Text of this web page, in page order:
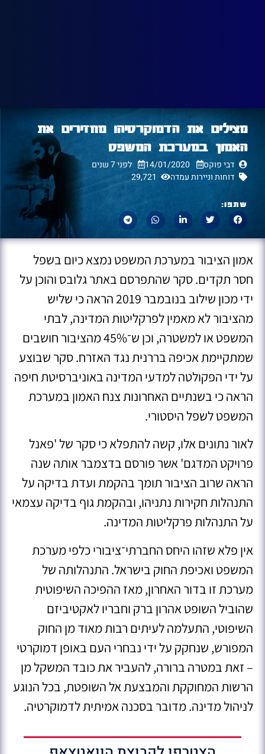
מצילים את הדמוקרטיה! מחזירים את
האמון במערכת המשפט
דבי פוקס 14/01/2020
לפני 7 שנים
דוחות וניירות עמדה
29,721
שתפו:
אמון הציבור במערכת המשפט נמצא כיום בשפל
חסר תקדים. סקר שהתפרסם באתר גלובס והוכן על
ידי מכון שילוב בנובמבר 2019 הראה כי שליש
מהציבור לא מאמין לפרקליטות המדינה, לבתי
המשפט או למשטרה, וכן ש־45% מהציבור חושבים
שמתקיימת אכיפה בררנית נגד האזרח. סקר שבוצע
על ידי הפקולטה למדעי המדינה באוניברסיטת חיפה
הראה כי בשנתיים האחרונות צנח האמון במערכת
המשפט לשפל היסטורי.
לאור נתונים אלו, קשה להתפלא כי סקר של 'פאנל
פרויקט המדגם' אשר פורסם בדצמבר אותה שנה
הראה שרוב הציבור תומך בהקמת ועדת בדיקה על
התנהלות חקירות נתניהו, ובהקמת גוף בדיקה עצמאי
על התנהלות פרקליטות המדינה.
אין פלא שזהו היחס החברתי־ציבורי כלפי מערכת
המשפט ואכיפת החוק בישראל. התנהלותה של
מערכת זו בדור האחרון, מאז ההפיכה השיפוטית
שהוביל השופט אהרון ברק וחבריו לאקטיביזם
השיפוטי, התעלמה לעיתים רבות מאוד מן החוק
המפורש, שנחקק על ידי נבחרי העם באופן דמוקרטי
– זאת במטרה ברורה, להעביר את כובד המשקל מן
הרשות המחוקקת והמבצעת אל השופטת, בכל הנוגע
לניהול מדינה. מדובר בסכנה אמיתית לדמוקרטיה.